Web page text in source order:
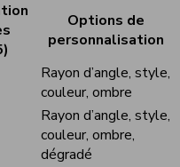
Options de
personnalisation
Rayon d’angle, style,
couleur, ombre
Rayon d’angle, style,
couleur, ombre,
dégradé